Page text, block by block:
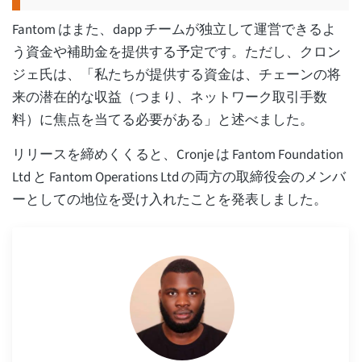
Fantom はまた、dapp チームが独立して運営できるよ
う資金や補助金を提供する予定です。ただし、クロン
ジェ氏は、「私たちが提供する資金は、チェーンの将
来の潜在的な収益（つまり、ネットワーク取引手数
料）に焦点を当てる必要がある」と述べました。
リリースを締めくくると、Cronje は Fantom Foundation
Ltd と Fantom Operations Ltd の両方の取締役会のメンバ
ーとしての地位を受け入れたことを発表しました。